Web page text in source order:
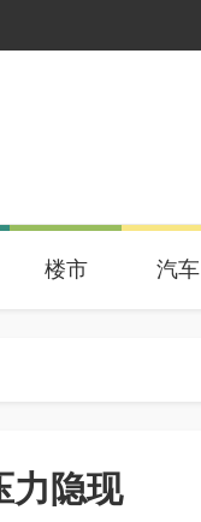
楼市 汽车
力隐现